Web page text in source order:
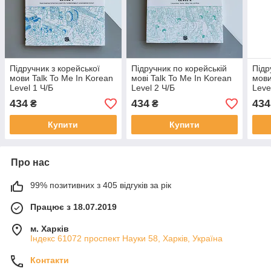
Підручник з корейської
мови Talk To Me In Korean
Level 1 Ч/Б
434 ₴
Купити
Підручник по корейській
мові Talk To Me In Korean
Level 2 Ч/Б
434₴
Купити
434
Про нас
99% позитивних з 405 відгуків за рік
Працює з 18.07.2019
м. Харків
Індекс 61072 проспект Науки 58, Харків, Україна
Контакти